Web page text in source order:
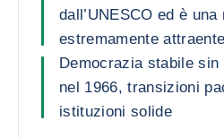
dall’UNESCO ed è una
estremamente
Democrazia stabile sin
nel 1966, transizioni
istituzioni solide